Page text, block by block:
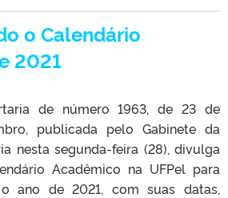
o Calendário
2021
de número 1963, de 23 de
publicada pelo Gabinete da
nesta segunda-feira (28), divulga
Acadêmico na UFPel para
ano de 2021, com suas datas,